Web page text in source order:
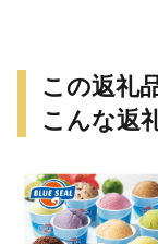
この返礼
こんな返